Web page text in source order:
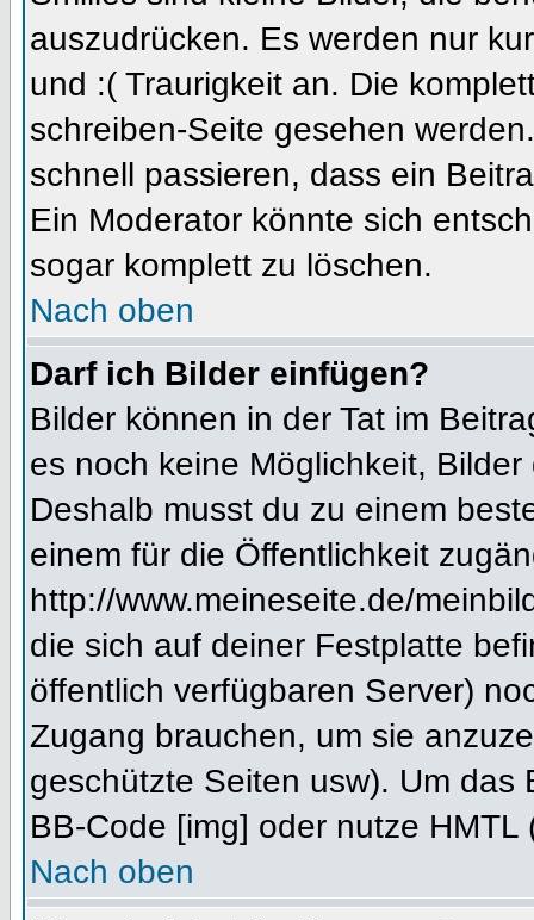
auszudrücken. Es werden nur
und :( Traurigkeit an. Die
schreiben-Seite gesehen
schnell passieren, dass ein
Ein Moderator könnte sich
sogar komplett zu löschen.
Nach oben
Darf ich Bilder einfügen?
Bilder können in der Tat im
es noch keine Möglichkeit,
Deshalb musst du zu einem
einem für die Öffentlichkeit
http://www.meineseite.de/
die sich auf deiner Festplatte
öffentlich verfügbaren Server)
Zugang brauchen, um sie
geschützte Seiten usw). Um
BB-Code [img] oder nutze HMTL
Nach oben